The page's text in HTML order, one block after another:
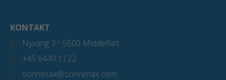
KONTAKT
Nyvang 3 • 5500 Middelfart
+45 6440 1122
sonnimax@sonnimax.com